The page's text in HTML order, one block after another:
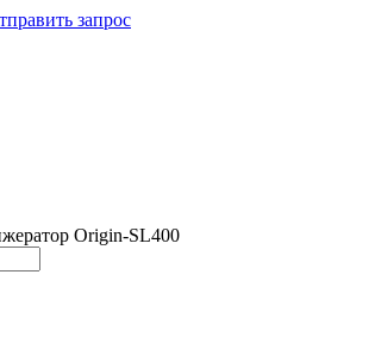
запрос
Origin-SL400